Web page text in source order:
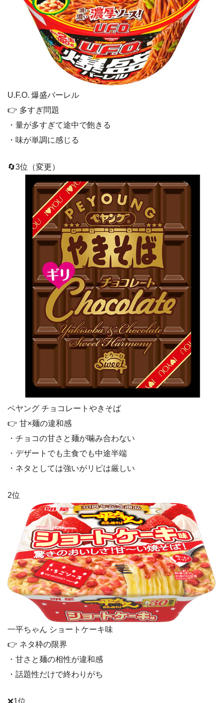
U.F.O. 爆盛バーレル
👉 多すぎ問題
・量が多すぎて途中で飽きる
・味が単調に感じる
🔄3位（変更）
ペヤング チョコレートやきそば
👉 甘×麺の違和感
・チョコの甘さと麺が噛み合わない
・デザートでも主食でも中途半端
・ネタとしては強いがリピは厳しい
2位
一平ちゃん ショートケーキ味
👉 ネタ枠の限界
・甘さと麺の相性が違和感
・話題性だけで終わりがち
❌1位